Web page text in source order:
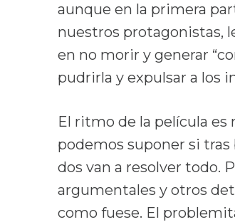
aunque en la primera
nuestros protagonistas,
en no morir y generar
pudrirla y expulsar a los
El ritmo de la película
podemos suponer si
dos van a resolver todo.
argumentales y otros
como fuese. El